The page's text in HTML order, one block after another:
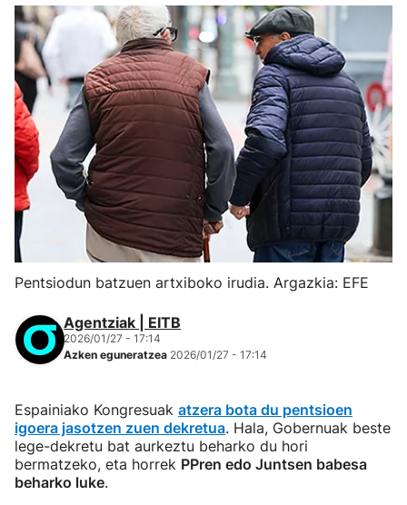
Pentsiodun batzuen artxiboko irudia. Argazkia: EFE
Agentziak | EITB
2026/01/27 - 17:14
Azken eguneratzea 2026/01/27 - 17:14
Espainiako Kongresuak atzera bota du pentsioen
igoera jasotzen zuen dekretua. Hala, Gobernuak beste
lege-dekretu bat aurkeztu beharko du hori
bermatzeko, eta horrek PPren edo Juntsen babesa
beharko luke.